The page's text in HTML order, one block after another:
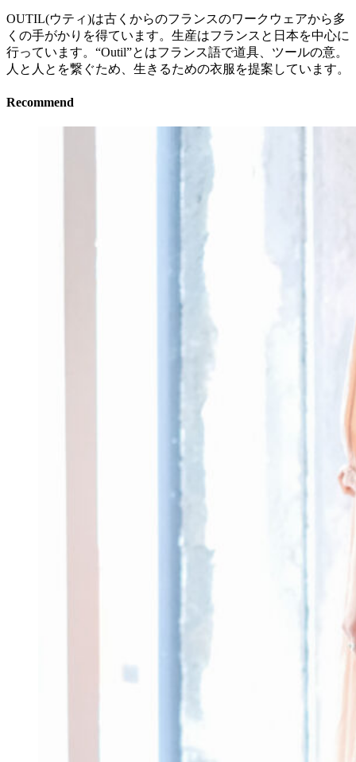
OUTIL(ウティ)は古くからのフランスのワークウェアから多
くの手がかりを得ています。生産はフランスと日本を中心に
行っています。“Outil”とはフランス語で道具、ツールの意。
人と人とを繋ぐため、生きるための衣服を提案しています。
Recommend